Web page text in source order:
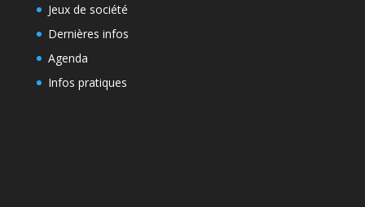
Jeux de société
Dernières infos
Agenda
Infos pratiques